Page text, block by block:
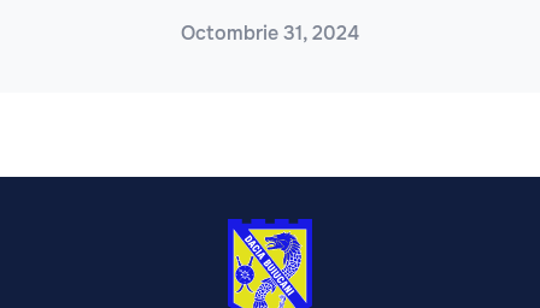
Octombrie 31, 2024